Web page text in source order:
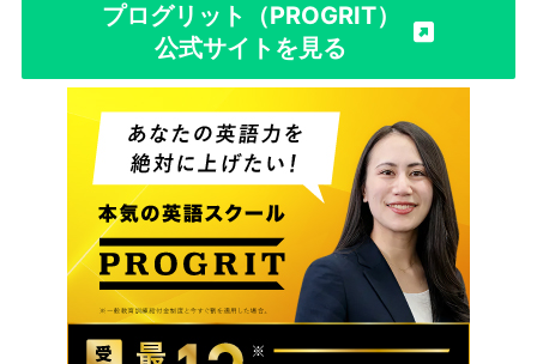
プログリット（PROGRIT）
公式サイトを見る